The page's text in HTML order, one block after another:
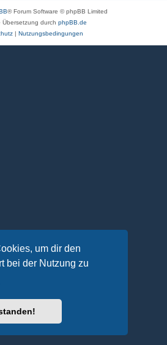
um dir den
bei der Nutzung zu
® Forum Software © phpBB Limited
Übersetzung durch phpBB.de
| Nutzungsbedingungen